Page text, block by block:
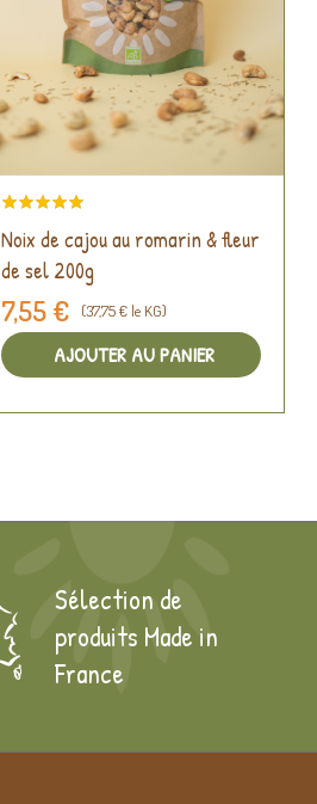
Noix de cajou au romarin & fleur
de sel 200g
7,55 € (37,75 € le KG)
AJOUTER AU PANIER
Sélection de
produits Made in
France